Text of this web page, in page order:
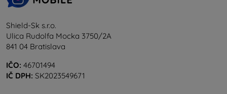
Shield-Sk s.r.o.
Ulica Rudolfa Mocka 3750/2A
841 04 Bratislava
IČO: 46701494
IČ DPH: SK2023549671